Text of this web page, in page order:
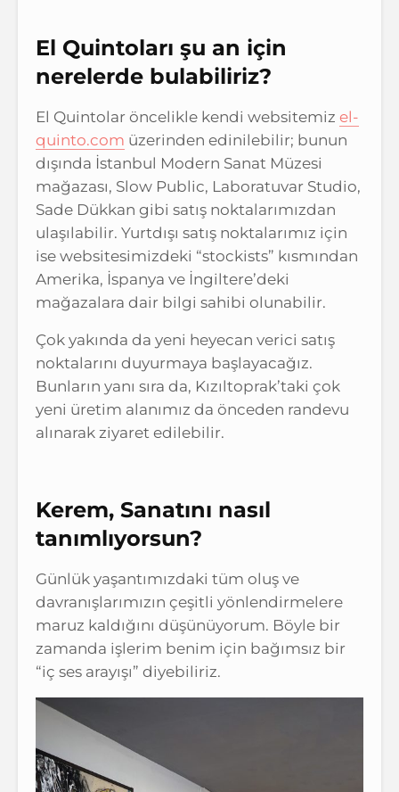
El Quintoları şu an için
nerelerde bulabiliriz?
El Quintolar öncelikle kendi websitemiz el-
quinto.com üzerinden edinilebilir; bunun
dışında İstanbul Modern Sanat Müzesi
mağazası, Slow Public, Laboratuvar Studio,
Sade Dükkan gibi satış noktalarımızdan
ulaşılabilir. Yurtdışı satış noktalarımız için
ise websitesimizdeki “stockists” kısmından
Amerika, İspanya ve İngiltere’deki
mağazalara dair bilgi sahibi olunabilir.
Çok yakında da yeni heyecan verici satış
noktalarını duyurmaya başlayacağız.
Bunların yanı sıra da, Kızıltoprak’taki çok
yeni üretim alanımız da önceden randevu
alınarak ziyaret edilebilir.
Kerem, Sanatını nasıl
tanımlıyorsun?
Günlük yaşantımızdaki tüm oluş ve
davranışlarımızın çeşitli yönlendirmelere
maruz kaldığını düşünüyorum. Böyle bir
zamanda işlerim benim için bağımsız bir
“iç ses arayışı” diyebiliriz.